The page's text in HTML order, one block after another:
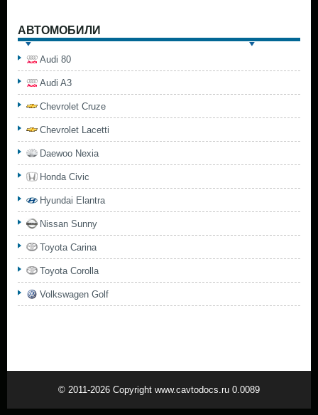
АВТОМОБИЛИ
Audi 80
Audi A3
Chevrolet Cruze
Chevrolet Lacetti
Daewoo Nexia
Honda Civic
Hyundai Elantra
Nissan Sunny
Toyota Carina
Toyota Corolla
Volkswagen Golf
© 2011-2026 Copyright www.cavtodocs.ru 0.0089